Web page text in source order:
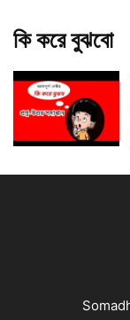
কি করে বুঝবো